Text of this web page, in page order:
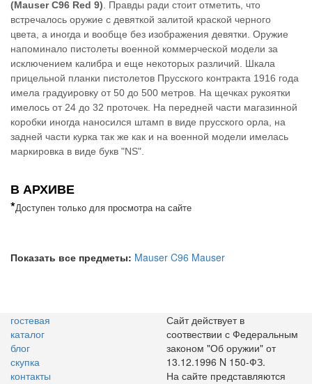
(Mauser C96 Red 9) . Правды ради стоит отметить, что
встречалось оружие с девяткой залитой краской черного
цвета, а иногда и вообще без изображения девятки. Оружие
напоминало пистолеты военной коммерческой модели за
исключением калибра и еще некоторых различий. Шкала
прицельной планки пистолетов Прусского контракта 1916 года
имела градуировку от 50 до 500 метров. На щечках рукоятки
имелось от 24 до 32 проточек. На передней части магазинной
коробки иногда наносился штамп в виде прусского орла, на
задней части курка так же как и на военной модели имелась
маркировка в виде букв "NS".
В АРХИВЕ
*Доступен только для просмотра на сайте
Показать все предметы: Mauser C96 Mauser
гостевая
каталог
блог
скупка
контакты
Сайт действует в
соотвествии с Федеральным
законом "Об оружии" от
13.12.1996 N 150-ФЗ.
На сайте представляются